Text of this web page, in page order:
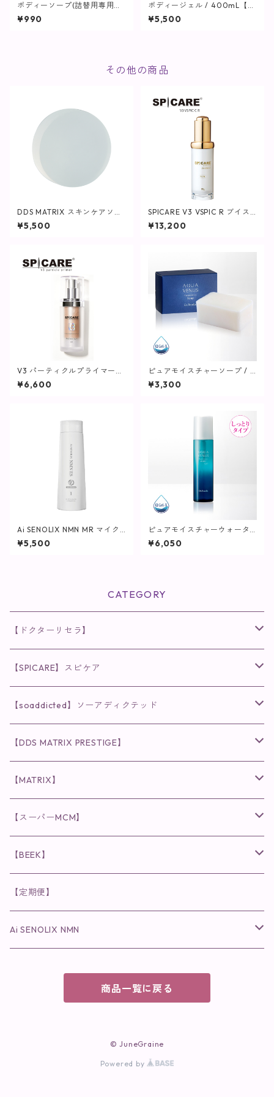
ボディーソープ(詰替用専用ボ
トル) / 500ｍL用【ヘア・ボ
ディ】
¥990
ボディージェル / 400mL【保
湿ジェル】
¥5,500
その他の商品
DDS MATRIX スキンケアソー
プ/容量80g
¥5,500
SPICARE V3 VSPIC R ブイス
ピック 【SPICARE／スピケ
ア】
¥13,200
V3 パーティクルプライマー
(ミディアムライト) / 30ml
【SPICARE】
¥6,600
ピュアモイスチャーソープ / 11
0g【洗顔】
¥3,300
Ai SENOLIX NMN MR マイク
ロリペア （トリートメント）
¥5,500
ピュアモイスチャーウォータ
ーヴェール / 150mL【化粧水/
しっとりタイプ】
¥6,050
CATEGORY
【ドクターリセラ】
◉AQUA VENUS
クレンジング・洗顔
化粧水
保湿ジェル・クリーム
ラディール
◉VI PLANTE
リキッド
ディフェンサー
メイク小物
◉ナチュリスティーアクレス
クレンジング
洗顔
◉インナーケア
食品
粒タイプ
◉cocochia
ヘナカラー
ヘアファンデーション
cocochiaお祝いギフトセット(包装あり)
◉美顔器
◉スペシャルケア
◉肌悩み
エイジングトラブル
【SPICARE】スピケア
◉V3シリーズ
ファンデーション・ベース
クレンジング・洗顔
リップ
◉V3 VSPIC C Line
クレンジング・洗顔
化粧水
◉スピケアシリーズ
◉V.O.Sシリーズ
クレンジング・洗顔
化粧水
◉メンズシリーズ
クレンジング・洗顔
化粧水
◉MESシリーズ
【soaddicted】ソーアディクテッド
ラッシュアディクト
まつ毛用美容液
眉毛用美容液
リップアディクト
唇用美容液
ヘアアディクト
【DDS MATRIX PRESTIGE】
スキンケアシリーズ
美容液
【MATRIX】
スキンケアシリーズ
美容液
洗顔
【スーパーMCM】
インナーケア
【BEEK】
インナーケア
【定期便】
Ai SENOLIX NMN
商品一覧に戻る
© JuneGraine
Powered by